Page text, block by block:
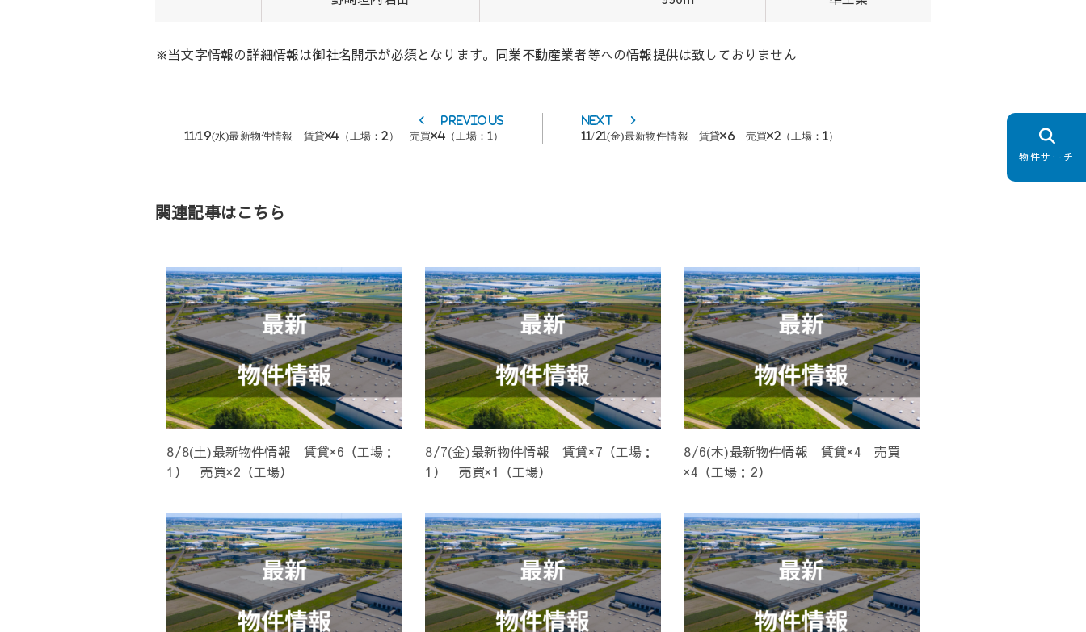
物件サーチ
※当文字情報の詳細情報は御社名開示が必須となります。同業不動産業者等への情報提供は致しておりません
ゲ
ー
シ
ョ
ン
PreviousPrevious
11/19(水)最新物件情報 賃貸×4（工場：2） 売買×4（工場：1）
Next
Next
post:
11/21(金)最新物件情報 賃貸×6 売買×2（工場：1）
関連記事はこちら
8/8(土)最新物件情報 賃貸×6（工場：
1） 売買×2（工場）
8/7(金)最新物件情報 賃貸×7（工場：
1） 売買×1（工場）
8/6(木)最新物件情報 賃貸×4 売買
×4（工場：2）